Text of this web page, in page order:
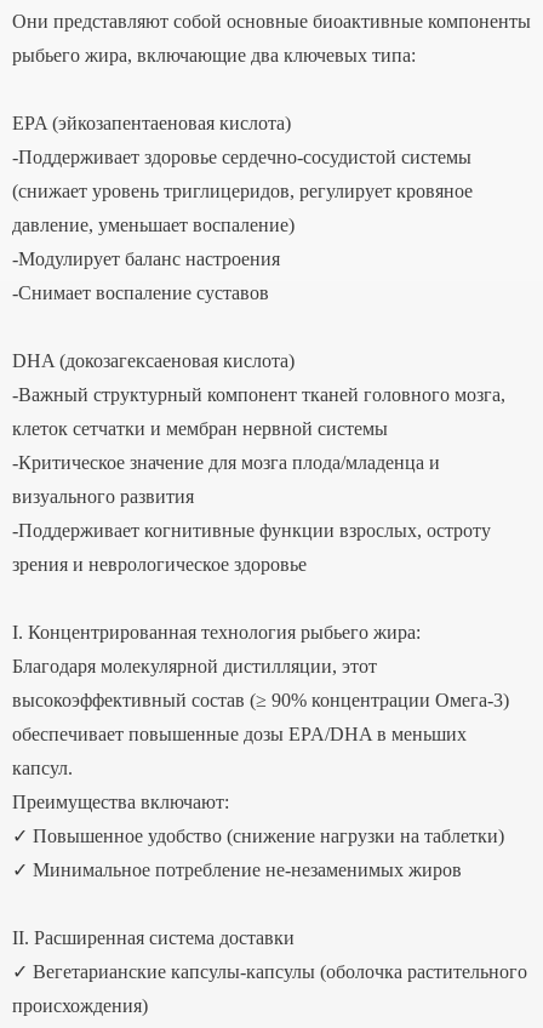
Они представляют собой основные биоактивные компоненты
рыбьего жира, включающие два ключевых типа:
EPA (эйкозапентаеновая кислота)
-Поддерживает здоровье сердечно-сосудистой системы
(снижает уровень триглицеридов, регулирует кровяное
давление, уменьшает воспаление)
-Модулирует баланс настроения
-Снимает воспаление суставов
DHA (докозагексаеновая кислота)
-Важный структурный компонент тканей головного мозга,
клеток сетчатки и мембран нервной системы
-Критическое значение для мозга плода/младенца и
визуального развития
-Поддерживает когнитивные функции взрослых, остроту
зрения и неврологическое здоровье
I. Концентрированная технология рыбьего жира:
Благодаря молекулярной дистилляции, этот
высокоэффективный состав (≥ 90% концентрации Омега-3)
обеспечивает повышенные дозы EPA/DHA в меньших
капсул.
Преимущества включают:
✓ Повышенное удобство (снижение нагрузки на таблетки)
✓ Минимальное потребление не-незаменимых жиров
II. Расширенная система доставки
✓ Вегетарианские капсулы-капсулы (оболочка растительного
происхождения)